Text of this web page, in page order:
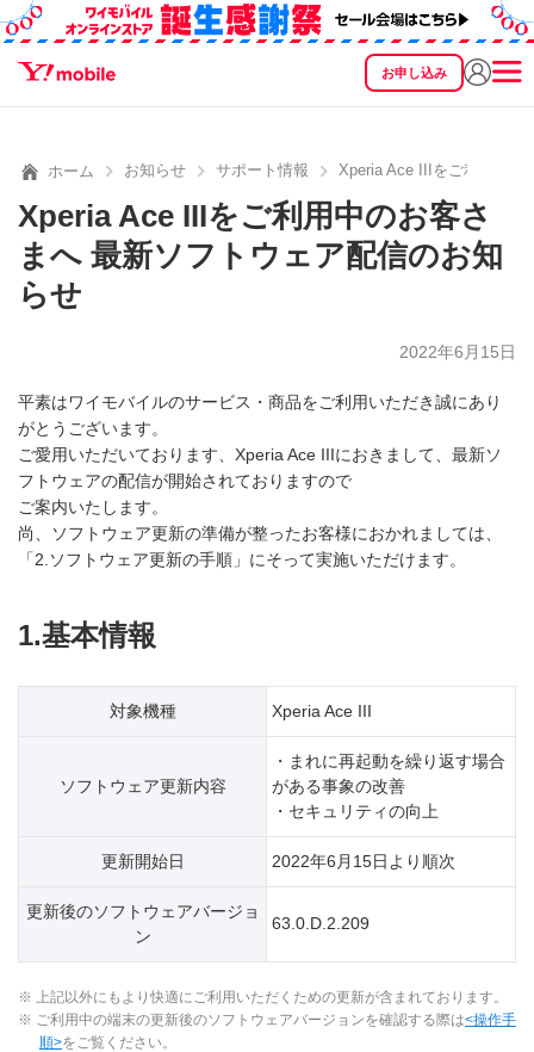
お申し込み
SEARCH
ホーム お知らせ サポート情報 Xperia Ace IIIをご利用中の
Xperia Ace IIIをご利用中のお客さ
まへ 最新ソフトウェア配信のお知
らせ
2022年6月15日
平素はワイモバイルのサービス・商品をご利用いただき誠にあり
がとうございます。
ご愛用いただいております、Xperia Ace IIIにおきまして、最新ソ
フトウェアの配信が開始されておりますので
ご案内いたします。
尚、ソフトウェア更新の準備が整ったお客様におかれましては、
「2.ソフトウェア更新の手順」にそって実施いただけます。
1.基本情報
対象機種 Xperia Ace III
ソフトウェア更新内容
・まれに再起動を繰り返す場合
がある事象の改善
・セキュリティの向上
更新開始日 2022年6月15日より順次
更新後のソフトウェアバージョ
ン
63.0.D.2.209
※ 上記以外にもより快適にご利用いただくための更新が含まれております。
※ ご利用中の端末の更新後のソフトウェアバージョンを確認する際は<操作手
順>をご覧ください。